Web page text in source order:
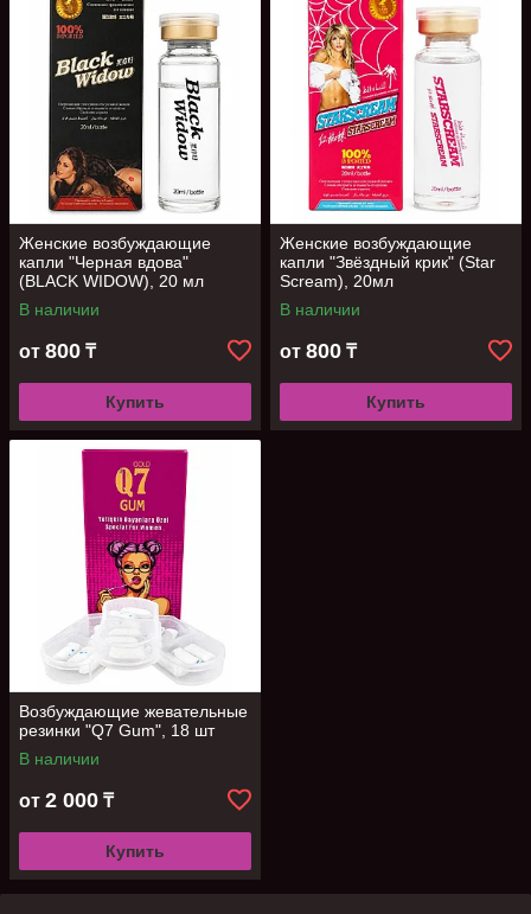
Женские возбуждающие
капли "Черная вдова"
(BLACK WIDOW), 20 мл
В наличии
от 800 ₸
Купить
Женские возбуждающие
капли "Звёздный крик" (Star
Scream), 20мл
В наличии
от 800 ₸
Купить
Возбуждающие жевательные
резинки "Q7 Gum", 18 шт
В наличии
от 2 000 ₸
Купить